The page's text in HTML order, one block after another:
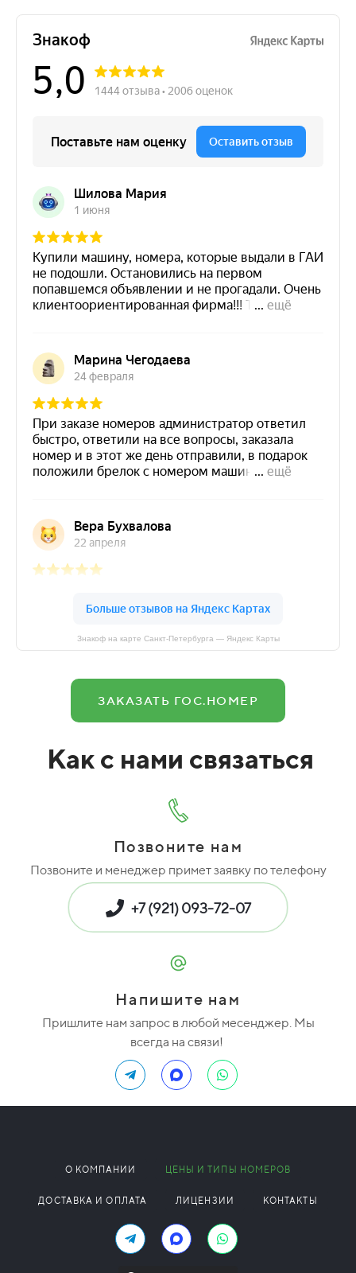
Знакоф на карте Санкт‑Петербурга — Яндекс Карты
ЗАКАЗАТЬ ГОС.НОМЕР
Как с нами связаться
Позвоните нам
Позвоните и менеджер примет заявку по телефону
+7 (921) 093-72-07
Напишите нам
Пришлите нам запрос в любой месенджер. Мы
всегда на связи!
О КОМПАНИИ ЦЕНЫ И ТИПЫ НОМЕРОВ
ДОСТАВКА И ОПЛАТА ЛИЦЕНЗИИ КОНТАКТЫ